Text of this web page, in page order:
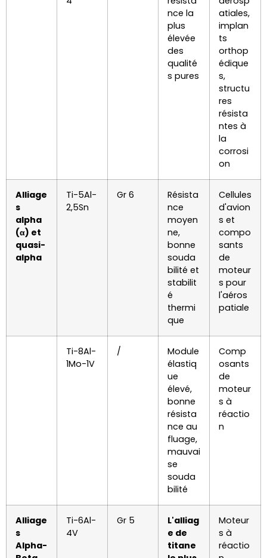
nce la
plus
élevée
des
qualité
s pures
atiales,
implan
ts
orthop
édique
s,
structu
res
résista
ntes à
la
corrosi
on
Alliage
s
alpha
(α) et
quasi-
alpha
Ti-5Al-
2,5Sn
Gr 6
Résista
nce
moyen
ne,
bonne
souda
bilité et
stabilit
é
thermi
que
Cellules
d'avion
s et
compo
sants
de
moteur
s pour
l'aéros
patiale
Ti-8Al-
1Mo-1V
/
Module
élastiq
ue
élevé,
bonne
résista
nce au
fluage,
mauvai
se
souda
bilité
Comp
osants
de
moteur
s à
réactio
n
Alliage
s
Alpha-
Ti-6Al-
4V
Gr 5
L'alliag
e de
titane
Moteur
s à
réactio